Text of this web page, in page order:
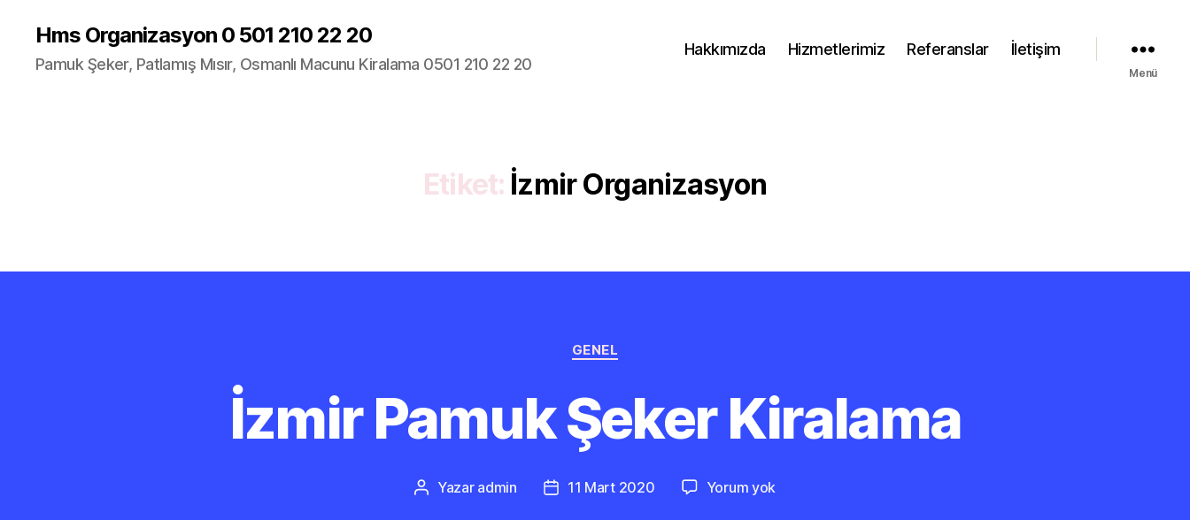
Hms Organizasyon 0 501 210 22 20
Pamuk Şeker, Patlamış Mısır, Osmanlı Macunu Kiralama 0501 210 22 20
Hakkımızda Hizmetlerimiz Referanslar İletişim
Menü
Etiket: İzmir Organizasyon
Kategoriler
GENEL
İzmir Pamuk Şeker Kiralama
Yazının
Yazar admin
Yazı11 Mart 2020 Yorum yok